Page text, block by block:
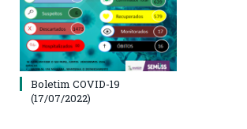
Boletim COVID-19
(17/07/2022)